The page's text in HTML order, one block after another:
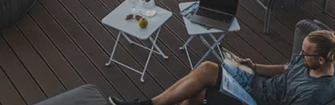
Trusted Shops
4,81/ 5
25.982 Bewertungen
„Schnelle Lieferung und sehr gute
Qualität “
08.08.2026